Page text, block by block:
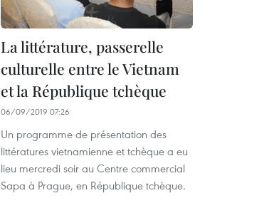
La littérature, passerelle
culturelle entre le Vietnam
et la République tchèque
06/09/2019 07:26
Un programme de présentation des
littératures vietnamienne et tchèque a eu
lieu mercredi soir au Centre commercial
Sapa à Prague, en République tchèque.